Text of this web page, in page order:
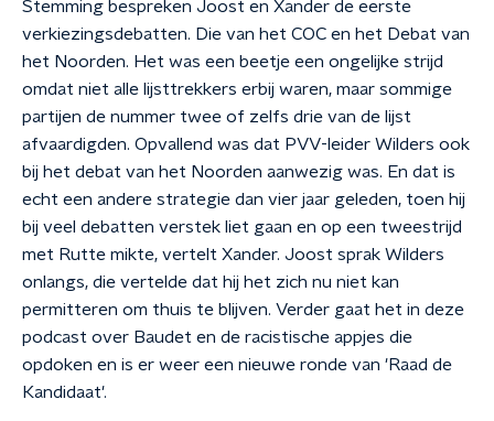
Stemming bespreken Joost en Xander de eerste
verkiezingsdebatten. Die van het COC en het Debat van
het Noorden. Het was een beetje een ongelijke strijd
omdat niet alle lijsttrekkers erbij waren, maar sommige
partijen de nummer twee of zelfs drie van de lijst
afvaardigden. Opvallend was dat PVV-leider Wilders ook
bij het debat van het Noorden aanwezig was. En dat is
echt een andere strategie dan vier jaar geleden, toen hij
bij veel debatten verstek liet gaan en op een tweestrijd
met Rutte mikte, vertelt Xander. Joost sprak Wilders
onlangs, die vertelde dat hij het zich nu niet kan
permitteren om thuis te blijven. Verder gaat het in deze
podcast over Baudet en de racistische appjes die
opdoken en is er weer een nieuwe ronde van 'Raad de
Kandidaat'.